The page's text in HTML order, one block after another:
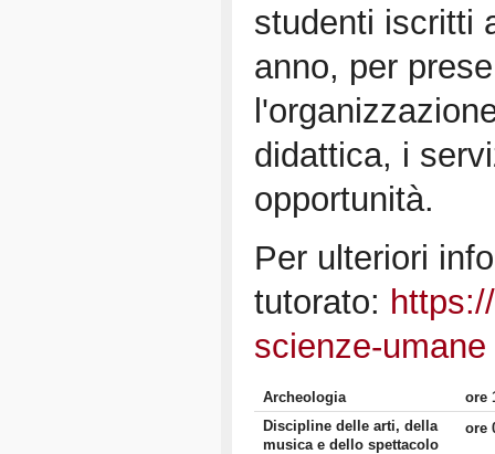
studenti iscritti
anno, per
didattica, i
opportunità.
Per ulteriori
tutorato:
scienze-umane
Archeologia
ore
Discipline delle arti, della
musica e dello spettacolo
ore